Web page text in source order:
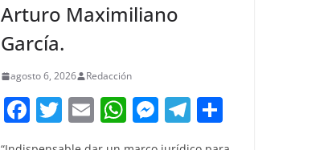
Arturo Maximiliano
García.
agosto 6, 2026 Redacción
F T
w
E W M
e
T